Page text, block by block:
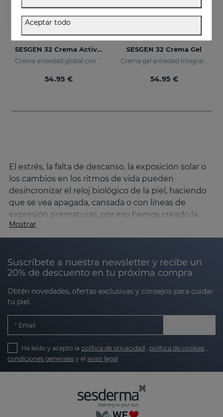
SESGEN 32 Crema Activadora Celular
Crema antiedad global con activos avanzados
54.95 €
SESGEN 32 Crema Gel
Crema gel antiedad integral con activos avanzados
54.95 €
El estrés, la falta de descanso, la exposición solar o
los cambios en los ritmos de vida pueden
desincronizar el reloj biológico de la piel, haciendo
que se vea apagada, cansada o con líneas de
expresión prematuras, por eso hemos creado la
línea SESGEN 32.
indicada?
Basada en lacronocosméticay en la activación de
ritmos circadianos, SESGEN 32 está especialmente
indicada para
del envejecimiento
pieles que empiezan a notar:
Primeras arrugas y líneas de expresión.
Falta de luminosidad o aspecto cansado.
Pérdida de firmeza y elasticidad.
Mostrar
Suscríbete a nuestra newsletter y recibe un
20% de descuento en tu próxima compra
Obtén novedades, ofertas exclusivas y consejos para cuidar
tu piel.
Email
He leído y acepto la política de privacidad , política de cookies ,
condiciones generales y el aviso legal
Aceptar todo